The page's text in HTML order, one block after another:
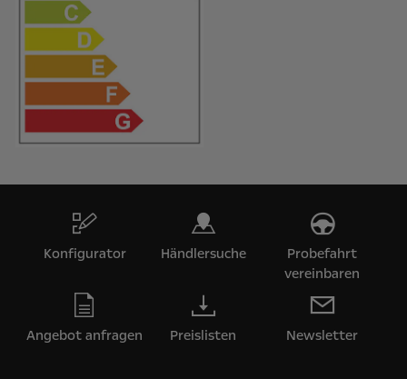
Konfigurator Händlersuche
Probefahrt
vereinbaren
Angebot anfragen Preislisten Newsletter